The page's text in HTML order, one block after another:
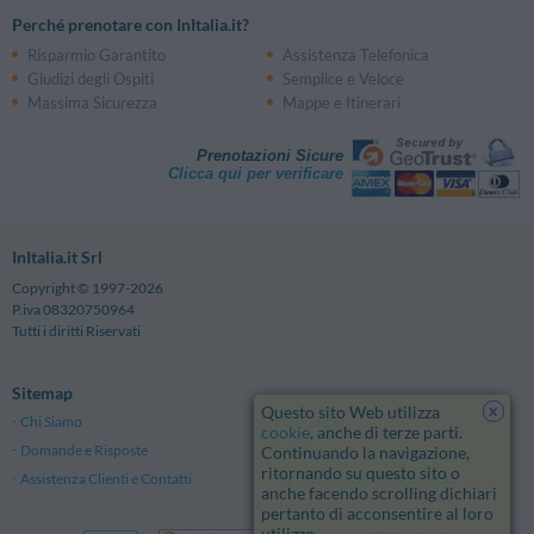
Perché prenotare con InItalia.it?
Risparmio Garantito
Assistenza Telefonica
Giudizi degli Ospiti
Semplice e Veloce
Massima Sicurezza
Mappe e Itinerari
Prenotazioni Sicure
Clicca qui per verificare
InItalia.it Srl
Copyright © 1997-2026
P.iva 08320750964
Tutti i diritti Riservati
Sitemap
Chi Siamo
Note Legali
Domande e Risposte
Privacy
Assistenza Clienti e Contatti
Termini e Condizioni generali
x
Questo sito Web utilizza
cookie, anche di terze parti.
Continuando la navigazione,
ritornando su questo sito o
anche facendo scrolling dichiari
pertanto di acconsentire al loro